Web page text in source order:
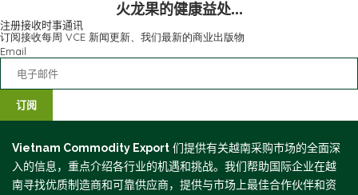
火龙果的健康益处...
注册接收时事通讯​
订阅接收每周 VCE 新闻更新、我们最新的商业出版物
Email
订阅
Vietnam Commodity Export 们提供有关越南采购市场的全面深
入的信息，重点介绍各行业的机遇和挑战。我们帮助国际企业在越
南寻找优质制造商和可靠供应商，提供与市场上最佳合作伙伴和资